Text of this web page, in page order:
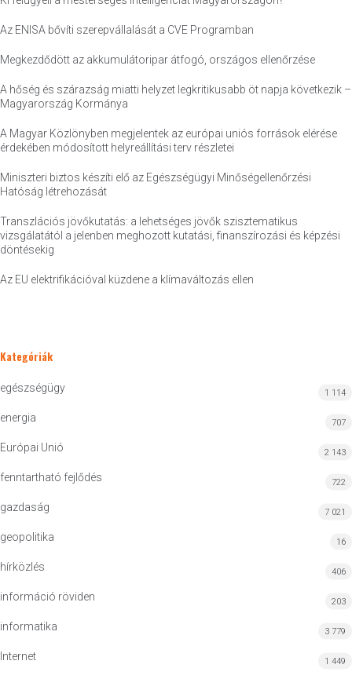
Az ENISA bővíti szerepvállalását a CVE Programban
Megkezdődött az akkumulátoripar átfogó, országos ellenőrzése
A hőség és szárazság miatti helyzet legkritikusabb öt napja következik –
Magyarország Kormánya
A Magyar Közlönyben megjelentek az európai uniós források elérése
érdekében módosított helyreállítási terv részletei
Miniszteri biztos készíti elő az Egészségügyi Minőségellenőrzési
Hatóság létrehozását
Transzlációs jövőkutatás: a lehetséges jövők szisztematikus
vizsgálatától a jelenben meghozott kutatási, finanszírozási és képzési
döntésekig
Az EU elektrifikációval küzdene a klímaváltozás ellen
Kategóriák
egészségügy 1 114
energia 707
Európai Unió 2 143
fenntartható fejlődés 722
gazdaság 7 021
geopolitika 16
hírközlés 406
információ röviden 203
informatika 3 779
Internet 1 449